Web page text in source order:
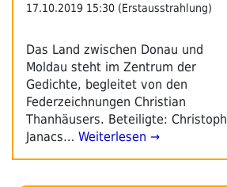
17.10.2019 15:30 (Erstausstrahlung)
Das Land zwischen Donau und
Moldau steht im Zentrum der
Gedichte, begleitet von den
Federzeichnungen Christian
Thanhäusers. Beteiligte: Christoph
Janacs… Weiterlesen →